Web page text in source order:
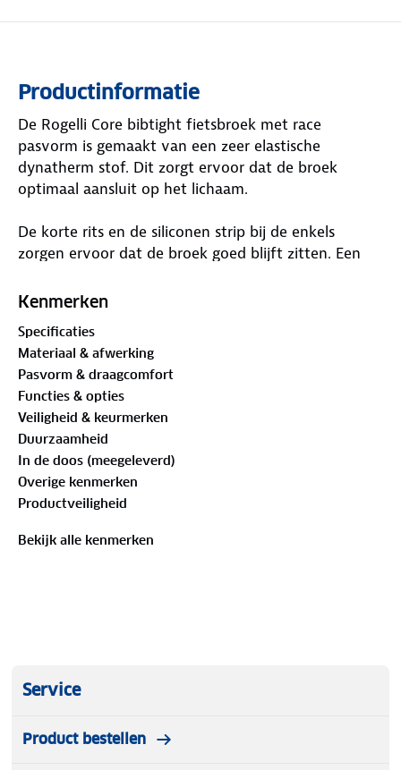
Productinformatie
De Rogelli Core bibtight fietsbroek met race
pasvorm is gemaakt van een zeer elastische
dynatherm stof. Dit zorgt ervoor dat de broek
optimaal aansluit op het lichaam.
De korte rits en de siliconen strip bij de enkels
zorgen ervoor dat de broek goed blijft zitten. Een
tegelijkertijd isolerende vermogen van de stof.
gereguleerd. De soft touch van de stof aan de
binnenkant van de broek maakt de broek zeer
comfortabel.
Dankzij de reflecterende details ben je ook ’s avonds
goed zichtbaar voor je medeweggebruikers.
Deze fietsbroek heeft geen zeem.
Kenmerken
Specificaties
Materiaal & afwerking
Pasvorm & draagcomfort
Functies & opties
Veiligheid & keurmerken
Duurzaamheid
In de doos (meegeleverd)
Overige kenmerken
Productveiligheid
Bekijk alle kenmerken
Service
Product bestellen